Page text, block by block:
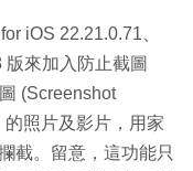
iOS 22.21.0.71、
來加入防止截圖
(Screenshot
照片及影片，用家
截。留意，這功能只